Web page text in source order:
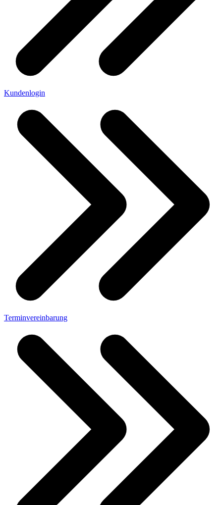
Kundenlogin
Terminvereinbarung